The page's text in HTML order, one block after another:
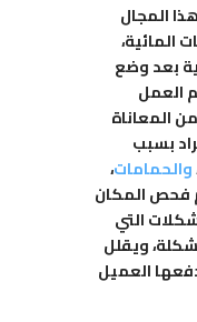
المجال
المائية،
بعد وضع
العمل
المعاناة
بسبب
والحمامات،
فحص المكان
التي
ويقلل
العميل